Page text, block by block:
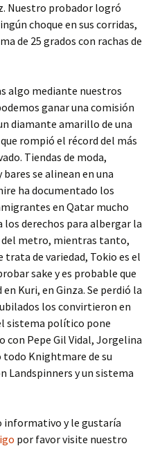
Nuestro probador logró
choque en sus corridas,
de 25 grados con rachas de
algo mediante nuestros
ganar una comisión
diamante amarillo de una
rompió el récord del más
Tiendas de moda,
bares se alinean en una
ha documentado los
en Qatar mucho
los derechos para albergar la
del metro, mientras tanto,
trata de variedad, Tokio es el
sake y es probable que
Kuri, en Ginza. Se perdió la
los convirtieron en
sistema político pone
con Pepe Gil Vidal, Jorgelina
todo Knightmare de su
Landspinners y un sistema
informativo y le gustaría
por favor visite nuestro